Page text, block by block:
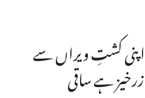
اپنی کشتِ ویراں سے
ہے ساقی